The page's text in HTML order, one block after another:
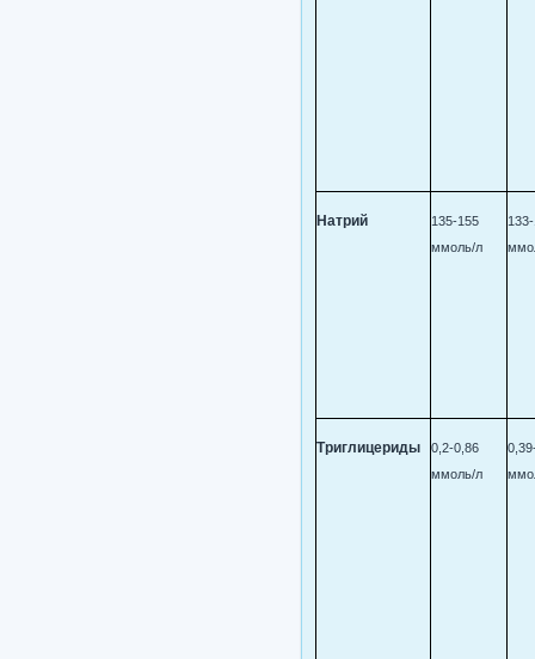
Натрий
135-155
ммоль/л
Триглицериды
0,2-0,86
ммоль/л